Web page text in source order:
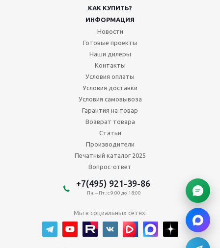
КАК КУПИТЬ?
ИНФОРМАЦИЯ
Новости
Готовые проекты
Наши дилеры
Контакты
Условия оплаты
Условия доставки
Условия самовывоза
Гарантия на товар
Возврат товара
Статьи
Производители
Печатный каталог 2025
Вопрос-ответ
+7(495) 921-39-86
Пн. – Пт.: с 9:00 до 18:00
Мы в социальных сетях: